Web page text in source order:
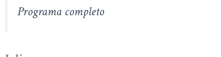
Programa completo